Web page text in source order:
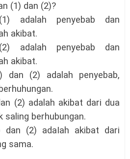
(1) dan (2)?
adalah penyebab dan
akibat.
adalah penyebab dan
akibat.
dan (2) adalah penyebab,
.
(2) adalah akibat dari dua
saling berhubungan.
dan (2) adaIah akibat dari
sama.